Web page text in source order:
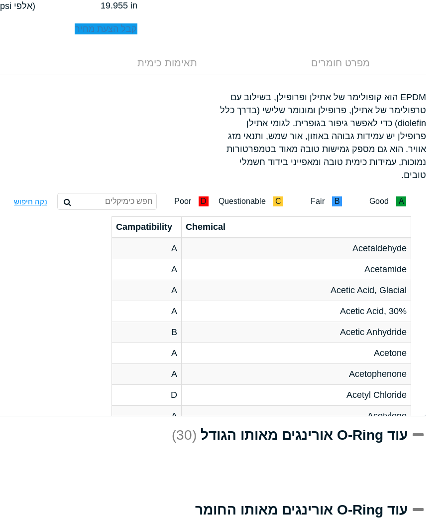
(אלפי psi).
19.955 in
קבל הצעת מחיר
מפרט חומרים תאימות כימית
EPDM הוא קופולימר של אתילן ופרופילן, בשילוב עם
טרפולימר של אתילן, פרופילן ומונומר שלישי (בדרך כלל
diolefin) כדי לאפשר גיפור בגופרית. לגומי אתילן
פרופילן יש עמידות גבוהה באוזון, אור שמש, ותנאי מזג
אוויר. הוא גם מספק גמישות טובה מאוד בטמפרטורות
נמוכות, עמידות כימית טובה ומאפייני בידוד חשמלי
טובים.
A
Good
B
Fair
C
Questionable
D
Poor נקה חיפוש
Chemical
Campatibility
Acetaldehyde
A
Acetamide
A
Acetic Acid, Glacial
A
Acetic Acid, 30%
A
Acetic Anhydride
B
Acetone
A
Acetophenone
A
Acetyl Chloride
D
Acetylene
A
Acrlylonitrile
D עוד O-Ring אורינגים מאותו הגודל (30)
עוד O-Ring אורינגים מאותו החומר